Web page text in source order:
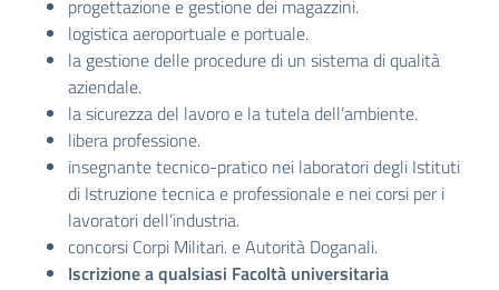
progettazione e gestione dei magazzini.
logistica aeroportuale e portuale.
la gestione delle procedure di un sistema di qualità
aziendale.
la sicurezza del lavoro e la tutela dell’ambiente.
libera professione.
insegnante tecnico-pratico nei laboratori degli Istituti
di Istruzione tecnica e professionale e nei corsi per i
lavoratori dell’industria.
concorsi Corpi Militari. e Autorità Doganali.
Iscrizione a qualsiasi Facoltà universitaria